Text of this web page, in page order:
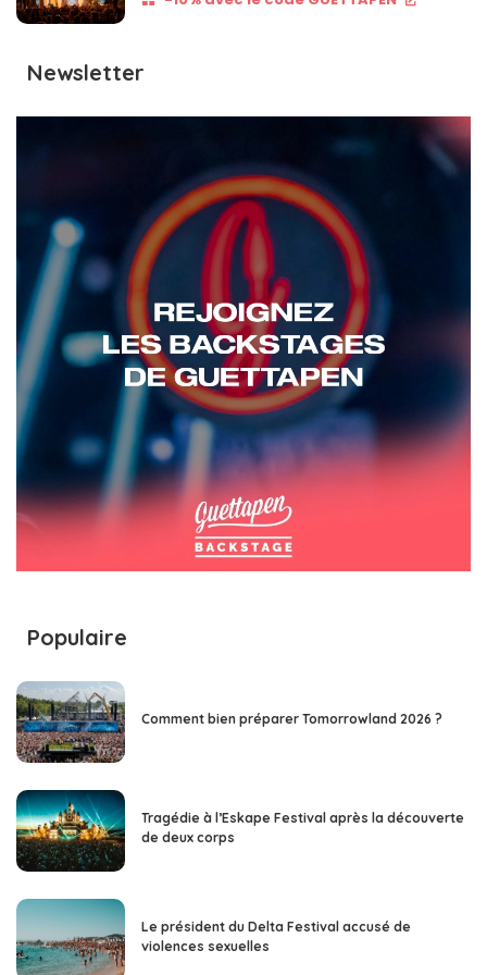
Newsletter
Populaire
Comment bien préparer Tomorrowland 2026 ?
Tragédie à l’Eskape Festival après la découverte
de deux corps
Le président du Delta Festival accusé de
violences sexuelles